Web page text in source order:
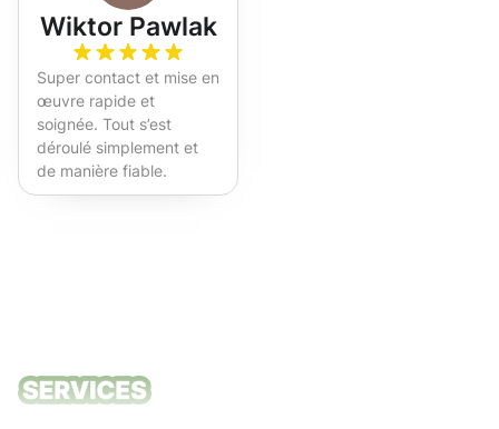
Wiktor Pawlak
Super contact et mise en
œuvre rapide et
soignée. Tout s’est
déroulé simplement et
de manière fiable.
Fortement recommandé !